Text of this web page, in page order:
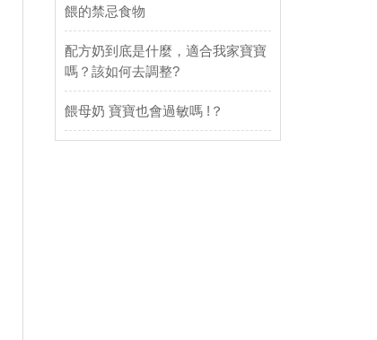
餵的禁忌食物
配方奶到底是什麼，適合我家寶寶
嗎？該如何去調整?
餵母奶 寶寶也會過敏嗎 !？